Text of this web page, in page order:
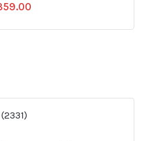
2331
produkter